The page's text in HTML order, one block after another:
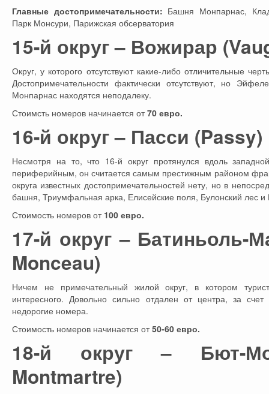
Главные достопримечательности: Башня Монпарнас,
Парк Монсури, Парижская обсерватория
15-й округ – Вожирар
Округ, у которого отсутствуют какие-либо отличительные
Достопримечательности фактически отсутствуют, но
Монпарнас находятся неподалеку.
Стоимсть номеров начинается от70 евро.
16-й округ – Пасси (Passy)
Несмотря на то, что 16-й округ протянулся вдоль
периферийным, он считается самым престижным районом
округа известных достопримечательностей нету, но в
башня, Триумфальная арка, Елисейские поля, Булонский лес
Стоимость номеров от100 евро.
17-й округ – Батиньоль-
Monceau)
Ничем не примечательный жилой округ, в котором
интересного. Довольно сильно отдален от центра, за
недорогие номера.
Стоимость номеров начинается от50-60 евро.
18-й округ – Бют-
Montmartre)